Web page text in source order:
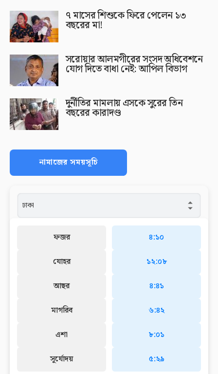
৭ মাসের শিশুকে ফিরে পেলেন ১৩
বছরের মা!
সরোয়ার আলমগীরের সংসদ অধিবেশনে
যোগ দিতে বাধা নেই: আপিল বিভাগ
দুর্নীতির মামলায় এসকে সুরের তিন
বছরের কারাদণ্ড
নামাজের সময়সূচি
ফজর
যোহর
আছর
মাগরিব
এশা
সূর্যোদয়
৪:১০
১২:০৮
৪:৪১
৬:৪২
৮:০১
৫:২৯